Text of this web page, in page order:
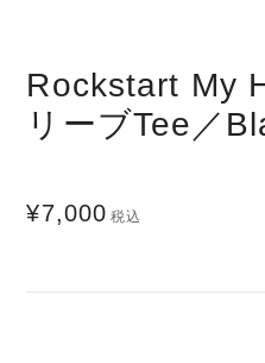
Rockstart My
リーブTee／
¥7,000 税込